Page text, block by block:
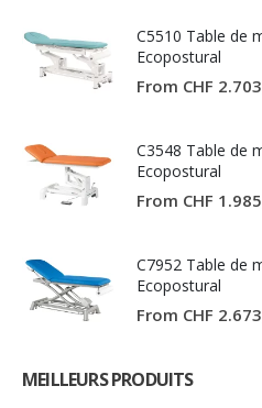
C5510 Table de
Ecopostural
From CHF
C3548 Table de
Ecopostural
From CHF
C7952 Table de
Ecopostural
From CHF
MEILLEURS PRODUITS